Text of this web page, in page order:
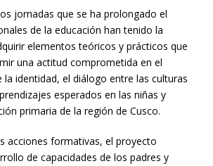
jornadas que se ha prolongado el
de la educación han tenido la
elementos teóricos y prácticos que
una actitud comprometida en el
identidad, el diálogo entre las culturas
esperados en las niñas y
primaria de la región de Cusco.
acciones formativas, el proyecto
de capacidades de los padres y